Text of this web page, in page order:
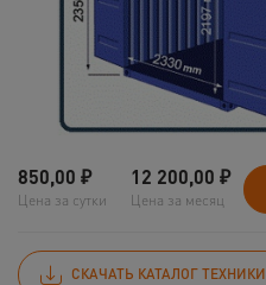
850,00 ₽
Цена за сутки
12 200,00 ₽
Цена за месяц
СКАЧАТЬ КАТАЛОГ ТЕХНИКИ